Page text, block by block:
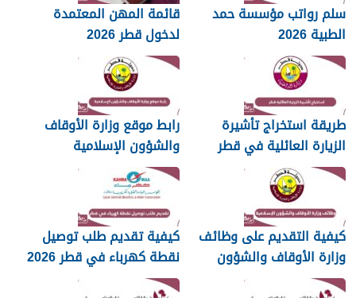
سلم رواتب مؤسسة حمد
الطبية 2026
قائمة المهن المعتمدة
لدخول قطر 2026
طريقة استخراج تأشيرة
الزيارة العائلية في قطر
2026
رابط موقع وزارة الأوقاف
والشؤون الإسلامية
islam.gov.qa
كيفية التقديم على وظائف
وزارة الأوقاف والشؤون
الإسلامية قطر 2026
كيفية تقديم طلب توصيل
نقطة كهرباء في قطر 2026